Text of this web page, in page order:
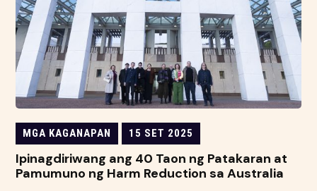
MGA KAGANAPAN 15 SET 2025
Ipinagdiriwang ang 40 Taon ng Patakaran at
Pamumuno ng Harm Reduction sa Australia